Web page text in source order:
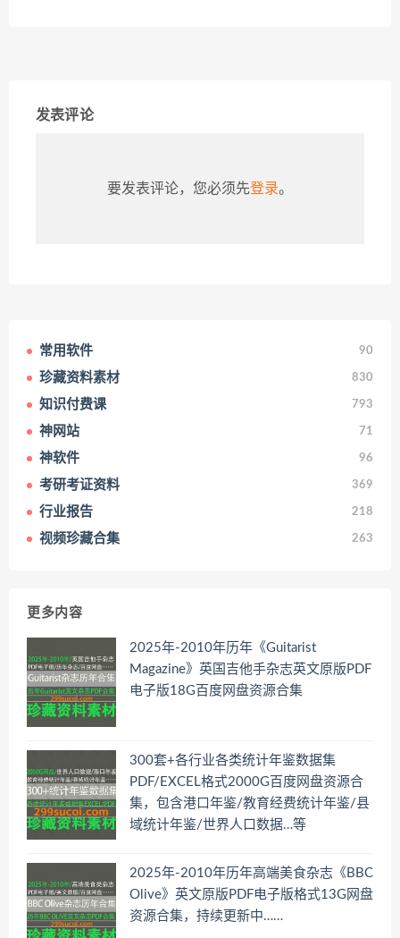
发表评论
要发表评论，您必须先登录。
常用软件 90
珍藏资料素材 830
知识付费课 793
神网站 71
神软件 96
考研考证资料 369
行业报告 218
视频珍藏合集 263
更多内容
2025年-2010年历年《Guitarist
Magazine》英国吉他手杂志英文原版PDF
电子版18G百度网盘资源合集
300套+各行业各类统计年鉴数据集
PDF/EXCEL格式2000G百度网盘资源合
集，包含港口年鉴/教育经费统计年鉴/县
域统计年鉴/世界人口数据…等
2025年-2010年历年高端美食杂志《BBC
Olive》英文原版PDF电子版格式13G网盘
资源合集，持续更新中……